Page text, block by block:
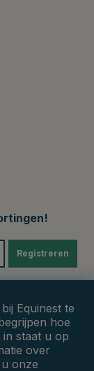
Registreren
Equinest te
hoe
staat u op
over
onze